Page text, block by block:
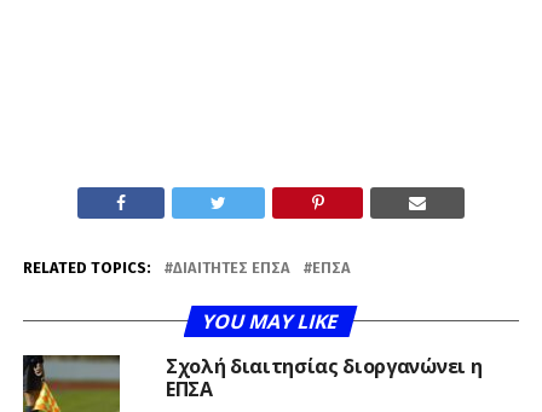
RELATED TOPICS: ΔΙΑΙΤΗΤΈΣ ΕΠΣΑ ΕΠΣΑ
YOU MAY LIKE
Σχολή διαιτησίας διοργανώνει η
ΕΠΣΑ